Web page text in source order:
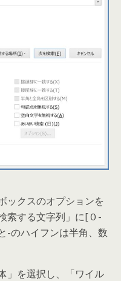
ックスのオプションを
索する文字列」に[０-
のハイフンは半角、数
」を選択し、「ワイル